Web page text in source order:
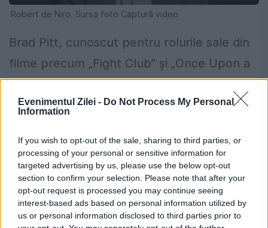
Evenimentul Zilei - Do Not Process My Personal
Information
If you wish to opt-out of the sale, sharing to third parties, or
processing of your personal or sensitive information for
targeted advertising by us, please use the below opt-out
section to confirm your selection. Please note that after your
opt-out request is processed you may continue seeing
interest-based ads based on personal information utilized by
us or personal information disclosed to third parties prior to
Robert de Niro. Sursa foto Captură video
Brad Pitt, cunoscut pentru rolurile sale din
filme precum „Fight Club” și „Once Upon a
Time in Hollywood”, a devenit o figură
emblematică în industria cinematografică.
compania de producție Plan B
Entertainment, care a produs filme de
succes. Averea sa este estimată la 594,23
milioane USD.